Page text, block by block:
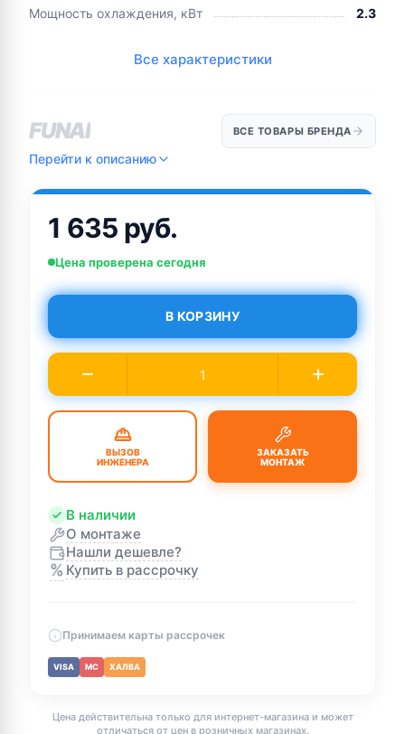
Мощность охлаждения, кВт
2.3
Все характеристики
FUNAI ВСЕ ТОВАРЫ БРЕНДА
Перейти к описанию
1 635 руб.
Цена проверена сегодня
В КОРЗИНУ
ВЫЗОВ
ИНЖЕНЕРА
ЗАКАЗАТЬ
МОНТАЖ
В наличии
О монтаже
Нашли дешевле?
% Купить в рассрочку
Принимаем карты рассрочек
VISA MC ХАЛВА
Цена действительна только для интернет-магазина и может
отличаться от цен в розничных магазинах.